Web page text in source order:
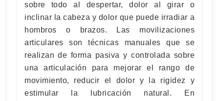
sobre todo al despertar, dolor al girar o
inclinar la cabeza y dolor que puede irradiar a
hombros o brazos. Las movilizaciones
articulares son técnicas manuales que se
realizan de forma pasiva y controlada sobre
una articulación para mejorar el rango de
movimiento, reducir el dolor y la rigidez y
estimular la lubricación natural. En